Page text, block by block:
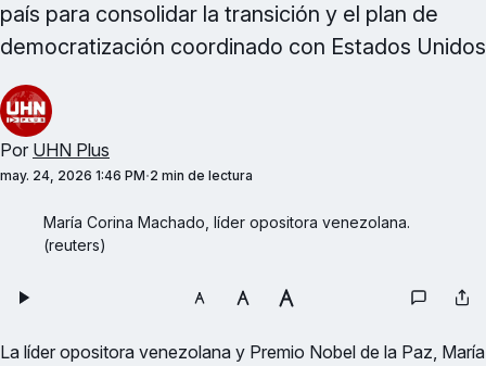
país para consolidar la transición y el plan de
democratización coordinado con Estados Unidos
Por UHN Plus
may. 24, 2026 1:46 PM 2 min de lectura
María Corina Machado, líder opositora venezolana.
(reuters)
La líder opositora venezolana y Premio Nobel de la Paz, María